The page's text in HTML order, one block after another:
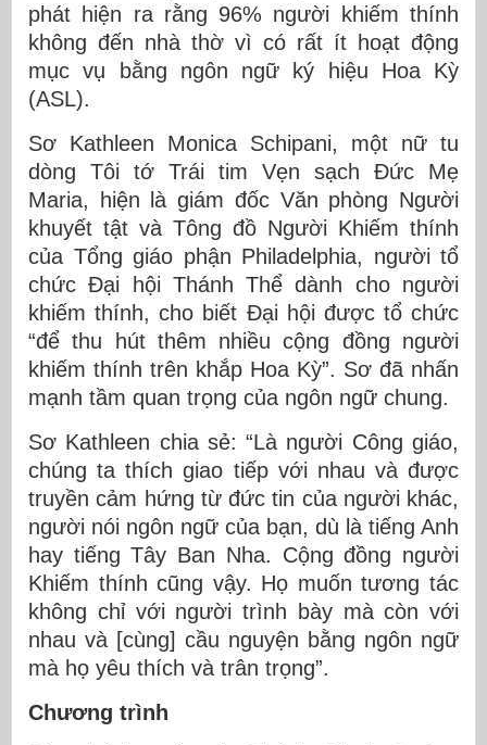
phát hiện ra rằng 96% người khiếm thính
không đến nhà thờ vì có rất ít hoạt động
mục vụ bằng ngôn ngữ ký hiệu Hoa Kỳ
(ASL).
Sơ Kathleen Monica Schipani, một nữ tu
dòng Tôi tớ Trái tim Vẹn sạch Đức Mẹ
Maria, hiện là giám đốc Văn phòng Người
khuyết tật và Tông đồ Người Khiếm thính
của Tổng giáo phận Philadelphia, người tổ
chức Đại hội Thánh Thể dành cho người
khiếm thính, cho biết Đại hội được tổ chức
“để thu hút thêm nhiều cộng đồng người
khiếm thính trên khắp Hoa Kỳ”. Sơ đã nhấn
mạnh tầm quan trọng của ngôn ngữ chung.
Sơ Kathleen chia sẻ: “Là người Công giáo,
chúng ta thích giao tiếp với nhau và được
truyền cảm hứng từ đức tin của người khác,
người nói ngôn ngữ của bạn, dù là tiếng Anh
hay tiếng Tây Ban Nha. Cộng đồng người
Khiếm thính cũng vậy. Họ muốn tương tác
không chỉ với người trình bày mà còn với
nhau và [cùng] cầu nguyện bằng ngôn ngữ
mà họ yêu thích và trân trọng”.
Chương trình